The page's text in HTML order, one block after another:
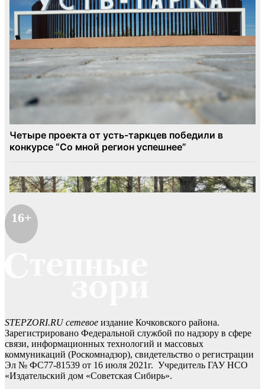
16+
STEPZORI.RU сетевое издание Кочковского района.
Зарегистрировано Федеральной службой по надзору в сфере
связи, информационных технологий и массовых
коммуникаций (Роскомнадзор), свидетельство о регистрации
Эл № ФС77-81539 от 16 июля 2021г. Учредитель ГАУ НСО
«Издательский дом «Советская Сибирь».